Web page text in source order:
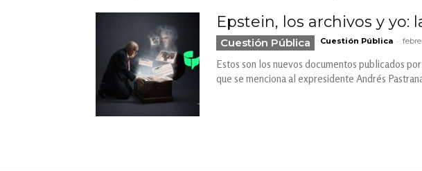
Epstein, los archivos y yo:
Cuestión Pública Cuestión Pública -
Estos son los nuevos documentos publicados
que se menciona al expresidente Andrés